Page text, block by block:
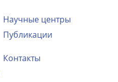
Научные центры
Публикации
Контакты